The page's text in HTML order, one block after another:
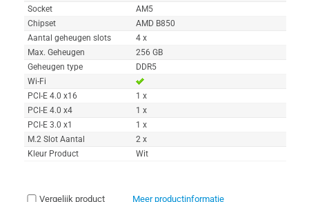
Socket
AM5
Chipset
AMD B850
Aantal geheugen slots
4 x
Max. Geheugen
256 GB
Geheugen type
DDR5
Wi-Fi
PCI-E 4.0 x16
1 x
PCI-E 4.0 x4
1 x
PCI-E 3.0 x1
1 x
M.2 Slot Aantal
2 x
Kleur Product
Wit
Vergelijk product Meer productinformatie